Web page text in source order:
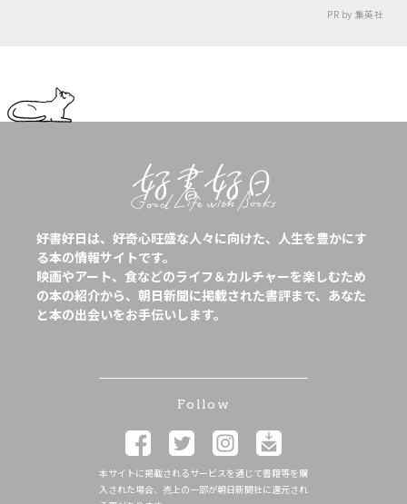
PR by 集英社
好書好日は、好奇心旺盛な人々に向けた、人生を豊かにす
る本の情報サイトです。
映画やアート、食などのライフ＆カルチャーを楽しむため
の本の紹介から、朝日新聞に掲載された書評まで、あなた
と本の出会いをお手伝いします。
Follow
本サイトに掲載されるサービスを通じて書籍等を購
入された場合、売上の一部が朝日新聞社に還元され